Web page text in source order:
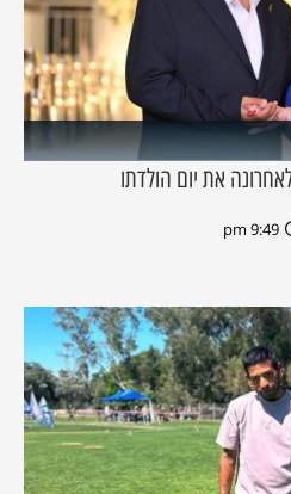
את יום הולדתו
9:49 pm